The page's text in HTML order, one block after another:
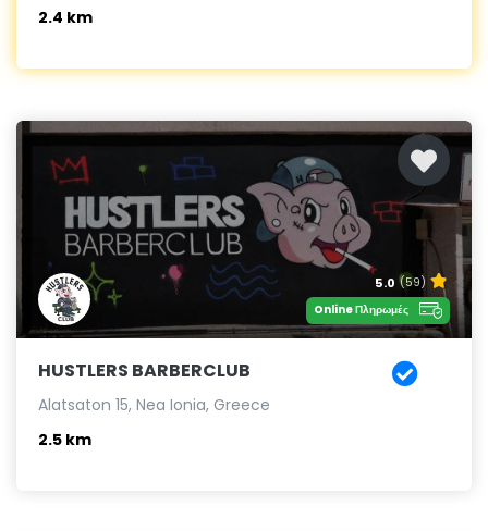
2.4 km
5.0 (59)
Online Πληρωμές
HUSTLERS BARBERCLUB
Alatsaton 15, Nea Ionia, Greece
2.5 km